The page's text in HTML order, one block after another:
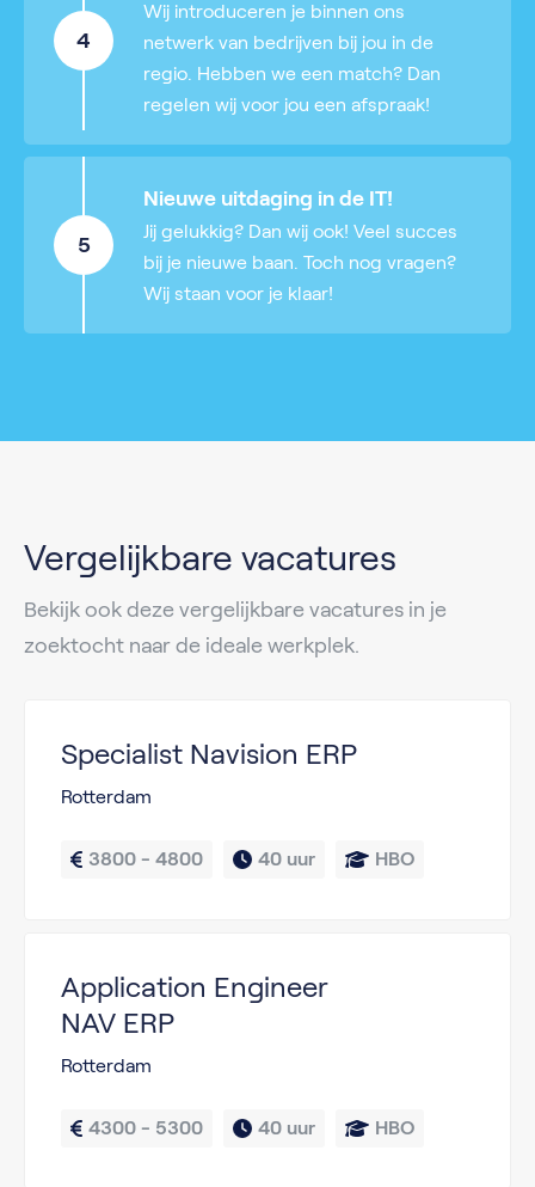
4
Wij introduceren je binnen ons
netwerk van bedrijven bij jou in de
regio. Hebben we een match? Dan
regelen wij voor jou een afspraak!
5
Nieuwe uitdaging in de IT!
Jij gelukkig? Dan wij ook! Veel succes
bij je nieuwe baan. Toch nog vragen?
Wij staan voor je klaar!
Vergelijkbare vacatures
Bekijk ook deze vergelijkbare vacatures in je
zoektocht naar de ideale werkplek.
Specialist Navision ERP
Rotterdam
3800 - 4800 40 uur HBO
Application Engineer
NAV ERP
Rotterdam
4300 - 5300 40 uur HBO